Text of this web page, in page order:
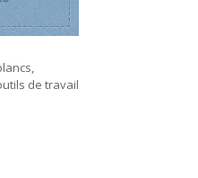
de travail